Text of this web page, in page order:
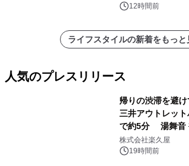
12時間前
ライフスタイルの新着をもっと
人気のプレスリリース
帰りの渋滞を避け
三井アウトレッ
で約5分 湯舞音
メニューを提供
株式会社楽久屋
19時間前